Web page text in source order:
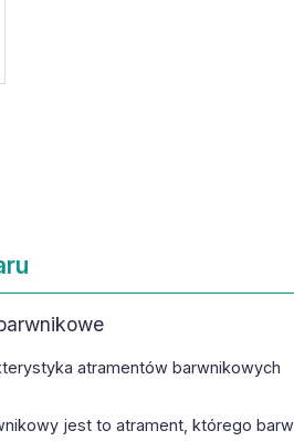
atramentów barwnikowych
jest to atrament, którego